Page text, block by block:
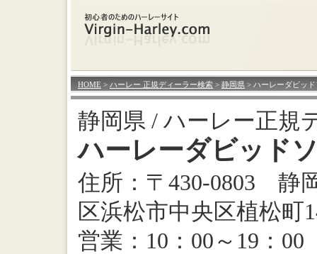
HOME > ハーレー 正規ディーラー検索 > 静岡県 > ハーレーダビッ
静岡県 / ハーレー正規
ハーレーダビッド
住所：〒430-0803 静
区浜松市中央区植松町
営業：10：00～19：00